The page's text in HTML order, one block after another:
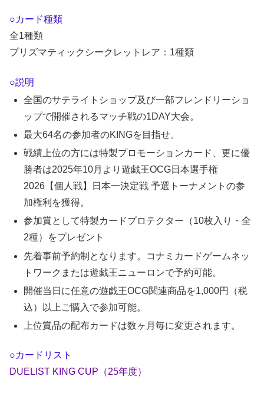
○カード種類
全1種類
プリズマティックシークレットレア：1種類
○説明
全国のサテライトショップ及び一部フレンドリーショ
ップで開催されるマッチ戦の1DAY大会。
最大64名の参加者のKINGを目指せ。
戦績上位の方には特製プロモーションカード、更に優
勝者は2025年10月より遊戯王OCG日本選手権
2026【個人戦】日本一決定戦 予選トーナメントの参
加権利を獲得。
参加賞として特製カードプロテクター（10枚入り・全
2種）をプレゼント
先着事前予約制となります。コナミカードゲームネッ
トワークまたは遊戯王ニューロンで予約可能。
開催当日に任意の遊戯王OCG関連商品を1,000円（税
込）以上ご購入で参加可能。
上位賞品の配布カードは数ヶ月毎に変更されます。
○カードリスト
DUELIST KING CUP（25年度）